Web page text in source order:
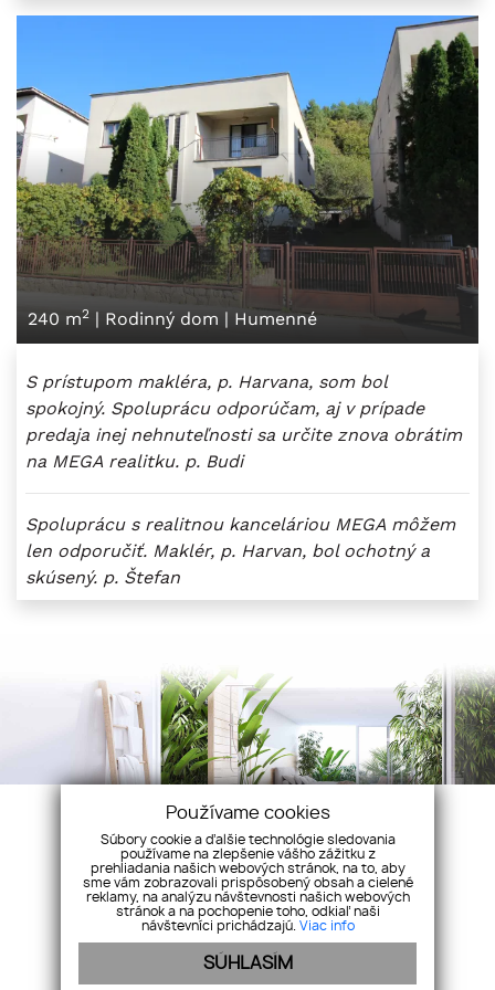
Používame cookies
Súbory cookie a ďalšie technológie sledovania
používame na zlepšenie vášho zážitku z
prehliadania našich webových stránok, na to, aby
sme vám zobrazovali prispôsobený obsah a cielené
reklamy, na analýzu návštevnosti našich webových
stránok a na pochopenie toho, odkiaľ naši
návštevníci prichádzajú. Viac info
SÚHLASÍM
240 m2 | Rodinný dom | Humenné
S prístupom makléra, p. Harvana, som bol
spokojný. Spoluprácu odporúčam, aj v prípade
predaja inej nehnuteľnosti sa určite znova obrátim
na MEGA realitku. p. Budi
Spoluprácu s realitnou kanceláriou MEGA môžem
len odporučiť. Maklér, p. Harvan, bol ochotný a
skúsený. p. Štefan
Staničná 2011/21, 066 01 Humenné